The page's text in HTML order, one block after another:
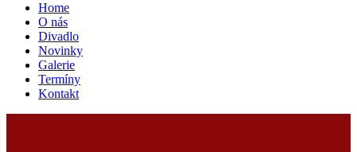
Home
O nás
Divadlo
Novinky
Galerie
Termíny
Kontakt